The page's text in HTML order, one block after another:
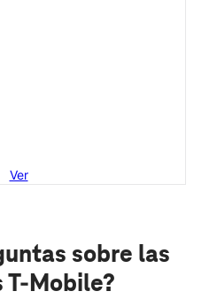
Ver
sobre las
T-Mobile?